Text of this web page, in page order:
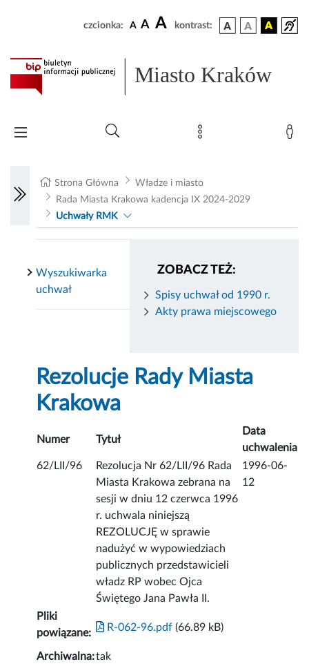
czcionka: A A A kontrast:
Miasto Kraków
Strona Główna
Władze i miasto
Rada Miasta Krakowa kadencja IX 2024-2029
Uchwały RMK
ZOBACZ TEŻ:
Spisy uchwał od 1990 r.
Akty prawa miejscowego
Wyszukiwarka
uchwał
Rezolucje Rady Miasta
Krakowa
Numer Tytuł
Data
uchwalenia
62/LII/96
Rezolucja Nr 62/LII/96 Rada
Miasta Krakowa zebrana na
sesji w dniu 12 czerwca 1996
r. uchwala niniejszą
REZOLUCJĘ w sprawie
nadużyć w wypowiedziach
publicznych przedstawicieli
władz RP wobec Ojca
Świętego Jana Pawła II.
1996-06-
12
Pliki
powiązane:
R-062-96.pdf (66.89 kB)
Archiwalna:tak